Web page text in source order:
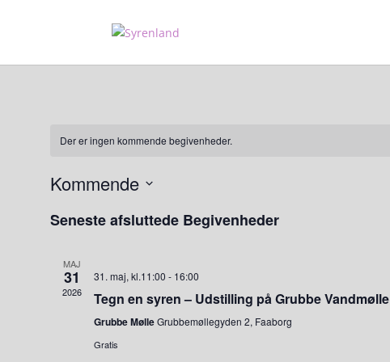
Der er ingen kommende begivenheder.
Kommende
dato.
Seneste afsluttede Begivenheder
MAJ
31
2026
31. maj, kl.11:00 - 16:00
Tegn en syren – Udstilling på Grubbe Vandmølle
Grubbe MølleGrubbemøllegyden 2, Faaborg
Gratis